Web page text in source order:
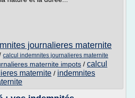
journalieres maternite
calcul indemnites journalieres maternite
maternite impots / calcul
maternite / indemnites